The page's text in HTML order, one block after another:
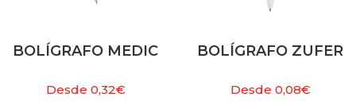
BOLÍGRAFO MEDIC
Desde 0,32€
BOLÍGRAFO ZUFER
Desde 0,08€